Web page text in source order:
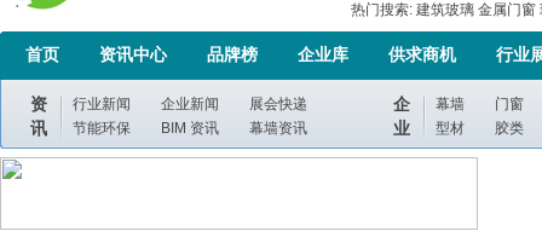
热门搜索: 建筑玻璃 金属门窗
首页 资讯中心 品牌榜 企业库 供求商机 行业
资
讯
行业新闻 企业新闻
展会快递
节能环保
BIM 资讯 幕墙资讯
企
业
幕墙
门窗
型材
胶类